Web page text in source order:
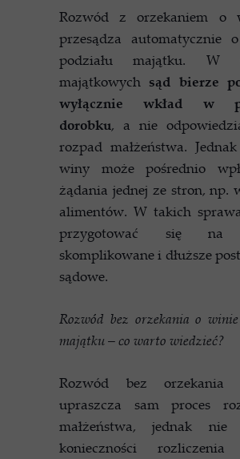
Rozwód z orzekaniem o
przesądza automatycznie
podziału majątku. W
majątkowych sąd bierze
wyłącznie wkład w
dorobku, a nie
rozpad małżeństwa.
winy może pośrednio
żądania jednej ze stron, np.
alimentów. W takich
przygotować się na
skomplikowane i dłuższe
sądowe.
Rozwód bez orzekania o
majątku – co warto wiedzieć?
Rozwód bez
upraszcza sam proces
małżeństwa, jednak nie
konieczności rozliczenia